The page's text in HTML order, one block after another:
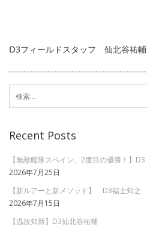
Ⅾ3フィールドスタッフ 仙北谷祐輔
索:
Recent Posts
【無敵艦隊スペイン、2度目の優勝！】
2026年7月25日
【新ルアーと新メソッド】 D3福士知之
2026年7月15日
【温故知新】D3仙北谷祐輔